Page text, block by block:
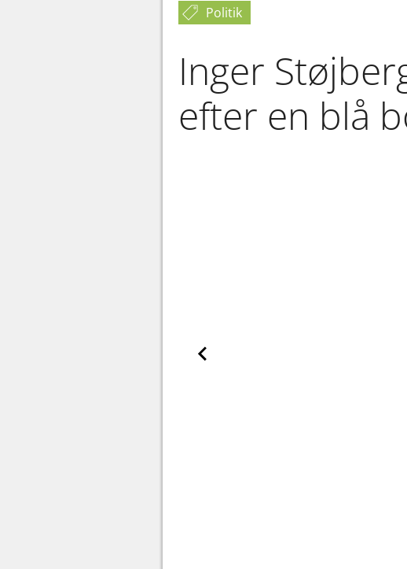
Politik
Inger
efter en blå